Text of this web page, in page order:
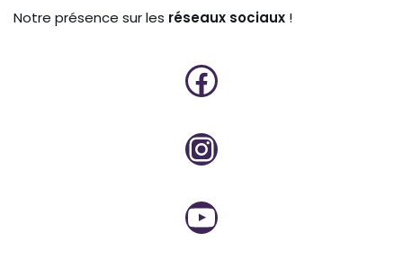
Notre présence sur les réseaux sociaux !